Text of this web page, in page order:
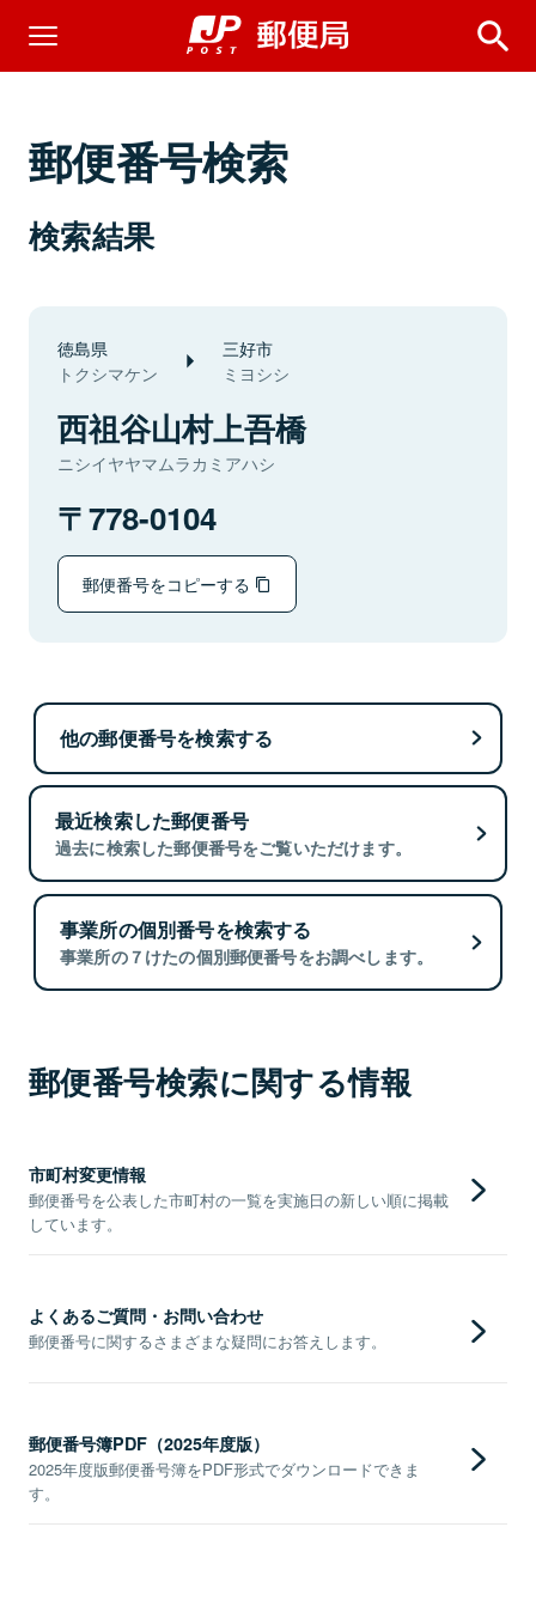
郵便番号検索
検索結果
徳島県
トクシマケン
三好市
ミヨシシ
西祖谷山村上吾橋
ニシイヤヤマムラカミアハシ
778-0104
郵便番号をコピーする
他の郵便番号を検索する
最近検索した郵便番号
過去に検索した郵便番号をご覧いただけます。
事業所の個別番号を検索する
事業所の７けたの個別郵便番号をお調べします。
郵便番号検索に関する情報
市町村変更情報
郵便番号を公表した市町村の一覧を実施日の新しい順に掲載
しています。
よくあるご質問・お問い合わせ
郵便番号に関するさまざまな疑問にお答えします。
郵便番号簿PDF（2025年度版）
2025年度版郵便番号簿をPDF形式でダウンロードできま
す。